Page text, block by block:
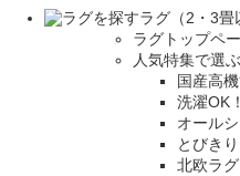
ラグ（2・3畳
ラグトップペ
人気特集で選ぶ
国産高
洗濯OK
オール
とびき
北欧ラグ